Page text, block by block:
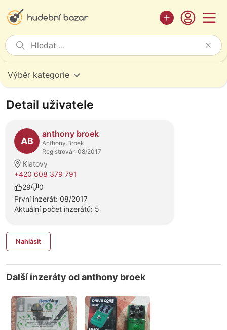
Výběr kategorie
Detail uživatele
AB
anthony broek
Anthony.Broek
Registrován 08/2017
Klatovy
+420 608 379 791
29
0
První inzerát: 08/2017
Aktuální počet inzerátů: 5
Nahlásit
Další inzeráty od anthony broek